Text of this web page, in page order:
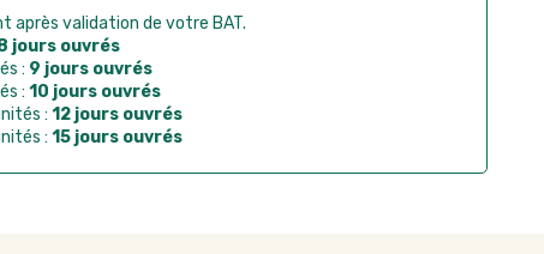
:
règlement sur facture après la commande
par mandat administratif après la commande
après validation de votre BAT.
jours ouvrés
: 9 jours ouvrés
: 10 jours ouvrés
: 12 jours ouvrés
: 15 jours ouvrés